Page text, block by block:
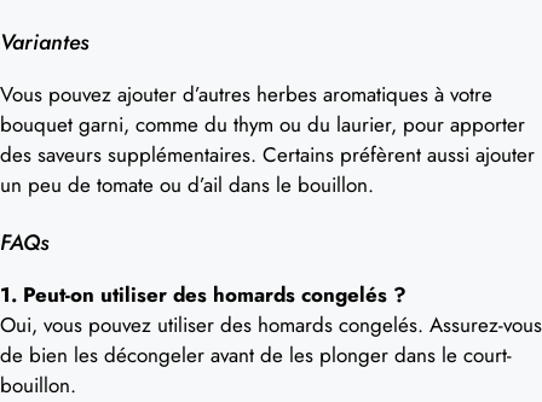
Variantes
Vous pouvez ajouter d’autres herbes aromatiques à votre
bouquet garni, comme du thym ou du laurier, pour apporter
des saveurs supplémentaires. Certains préfèrent aussi ajouter
un peu de tomate ou d’ail dans le bouillon.
FAQs
1. Peut-on utiliser des homards congelés ?
Oui, vous pouvez utiliser des homards congelés. Assurez-vous
de bien les décongeler avant de les plonger dans le court-
bouillon.